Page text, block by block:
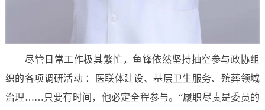
尽管日常工作极其繁忙，鱼锋依然坚持抽空参与政协组
织的各项调研活动 ：医联体建设、基层卫生服务、殡葬领域
治理……只要有时间，他必定全程参与。“履职尽责是委员的